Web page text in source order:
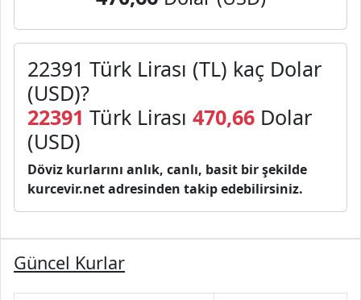
22391 Türk Lirası (TL) kaç Dolar
(USD)?
22391 Türk Lirası 470,66 Dolar
(USD)
Döviz kurlarını anlık, canlı, basit bir şekilde
kurcevir.net adresinden takip edebilirsiniz.
Güncel Kurlar